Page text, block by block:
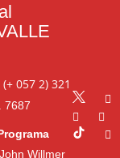
057 2) 321
7687
John Willmer